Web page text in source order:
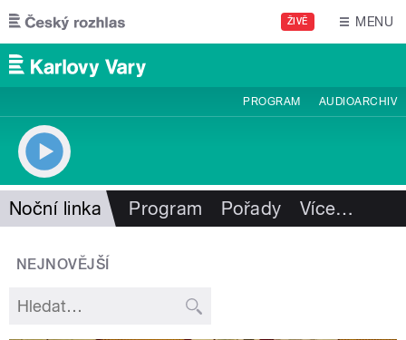
Přejít k hlavnímu obsahu
ŽIVĚ MENU
PROGRAM AUDIOARCHIV
Noční linka Program Pořady Více…
NEJNOVĚJŠÍ